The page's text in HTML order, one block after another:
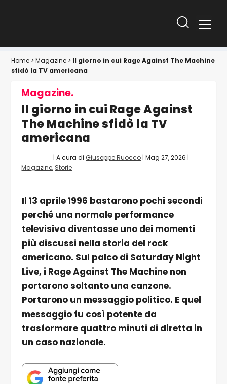
Home >Magazine > Il giorno in cui Rage Against The Machine
sfidò la TV americana
Magazine.
Il giorno in cui Rage Against
The Machine sfidò la TV
americana
| A cura di Giuseppe Ruocco |Mag 27, 2026 |
Magazine, Storie
Il 13 aprile 1996 bastarono pochi secondi
perché una normale performance
televisiva diventasse uno dei momenti
più discussi nella storia del rock
americano. Sul palco di Saturday Night
Live, i Rage Against The Machine non
portarono soltanto una canzone.
Portarono un messaggio politico. E quel
messaggio fu così potente da
trasformare quattro minuti di diretta in
un caso nazionale.